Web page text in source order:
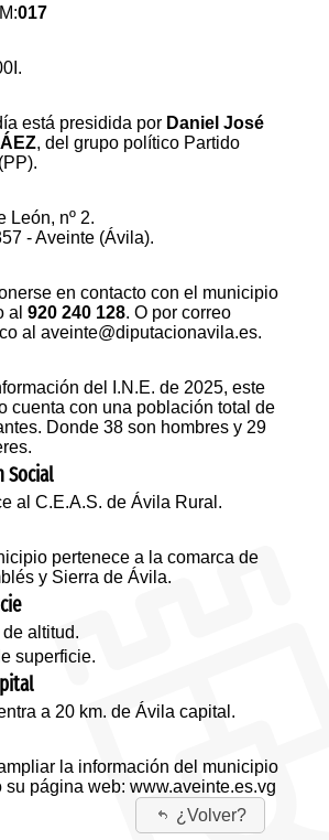
017
está presidida por Daniel José
, del grupo político Partido
León, nº 2.
- Aveinte (Ávila).
en contacto con el municipio
al920 240 128. O por correo
al aveinte@diputacionavila.es.
del I.N.E. de 2025, este
cuenta con una población total de
Donde 38 son hombres y 29
Social
al C.E.A.S. de Ávila Rural.
pertenece a la comarca de
y Sierra de Ávila.
altitud.
superficie.
a 20 km. de Ávila capital.
la información del municipio
su página web:www.aveinte.es.vg
¿Volver?